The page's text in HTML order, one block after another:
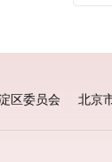
区委员会 北京